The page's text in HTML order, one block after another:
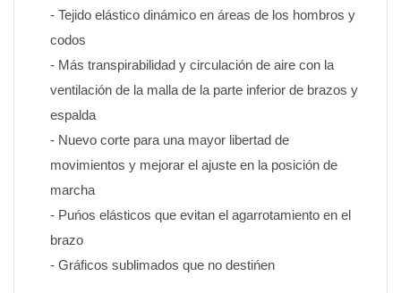
- Tejido elástico dinámico en áreas de los hombros y
codos
- Más transpirabilidad y circulación de aire con la
ventilación de la malla de la parte inferior de brazos y
espalda
- Nuevo corte para una mayor libertad de
movimientos y mejorar el ajuste en la posición de
marcha
- Puńos elásticos que evitan el agarrotamiento en el
brazo
- Gráficos sublimados que no destińen